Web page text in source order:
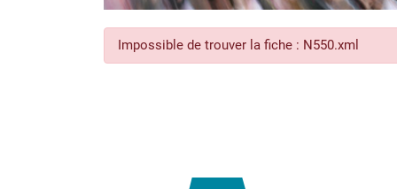
Impossible de trouver la fiche : N550.xml